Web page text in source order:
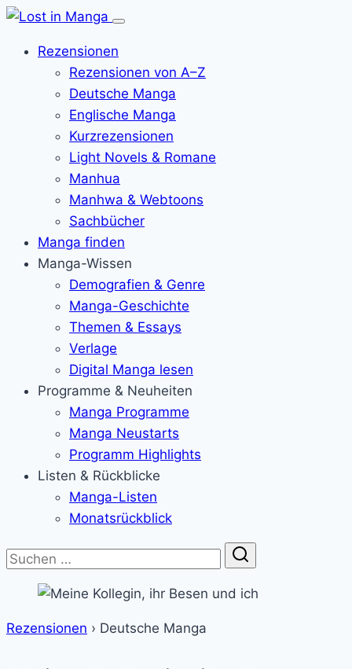
Menü
Rezensionen
Rezensionen von A–Z
Deutsche Manga
Englische Manga
Kurzrezensionen
Light Novels & Romane
Manhua
Manhwa & Webtoons
Sachbücher
Manga finden
Manga-Wissen
Demografien & Genre
Manga-Geschichte
Themen & Essays
Verlage
Digital Manga lesen
Programme & Neuheiten
Manga Programme
Manga Neustarts
Programm Highlights
Listen & Rückblicke
Manga-Listen
Monatsrückblick
Suche
Rezensionen › Deutsche Manga